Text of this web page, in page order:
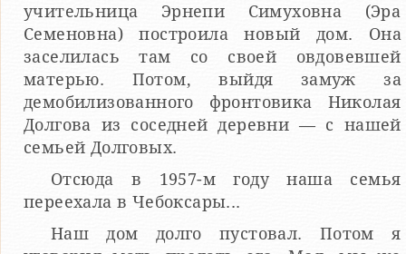
учительница Эрнепи Симуховна (Эра
Семеновна) построила новый дом. Она
заселилась там со своей овдовевшей
матерью. Потом, выйдя замуж за
демобилизованного фронтовика Николая
Долгова из соседней деревни — с нашей
семьей Долговых.
Отсюда в 1957-м году наша семья
переехала в Чебоксары...
Наш дом долго пустовал. Потом я